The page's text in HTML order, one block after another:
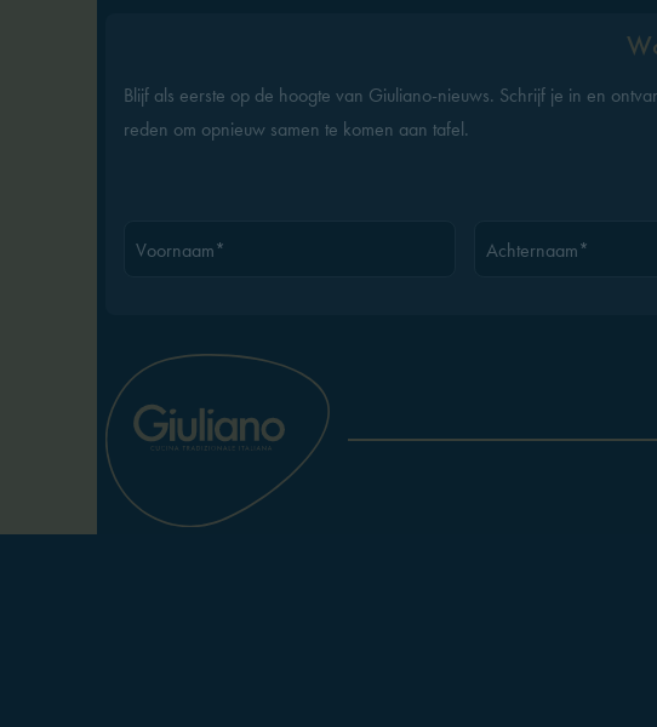
Blijf als eerste op de hoogte van Giuliano-nieuws. Schrijf je in en
reden om opnieuw samen te komen aan tafel.
Voornaam* Achternaam*